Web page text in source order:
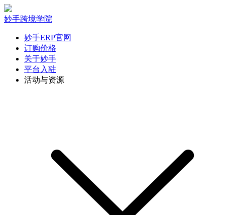
妙手跨境学院
妙手ERP官网
订购价格
关于妙手
平台入驻
活动与资源